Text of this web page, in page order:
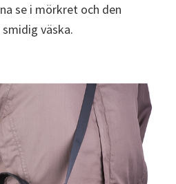
se i mörkret och den
väska.